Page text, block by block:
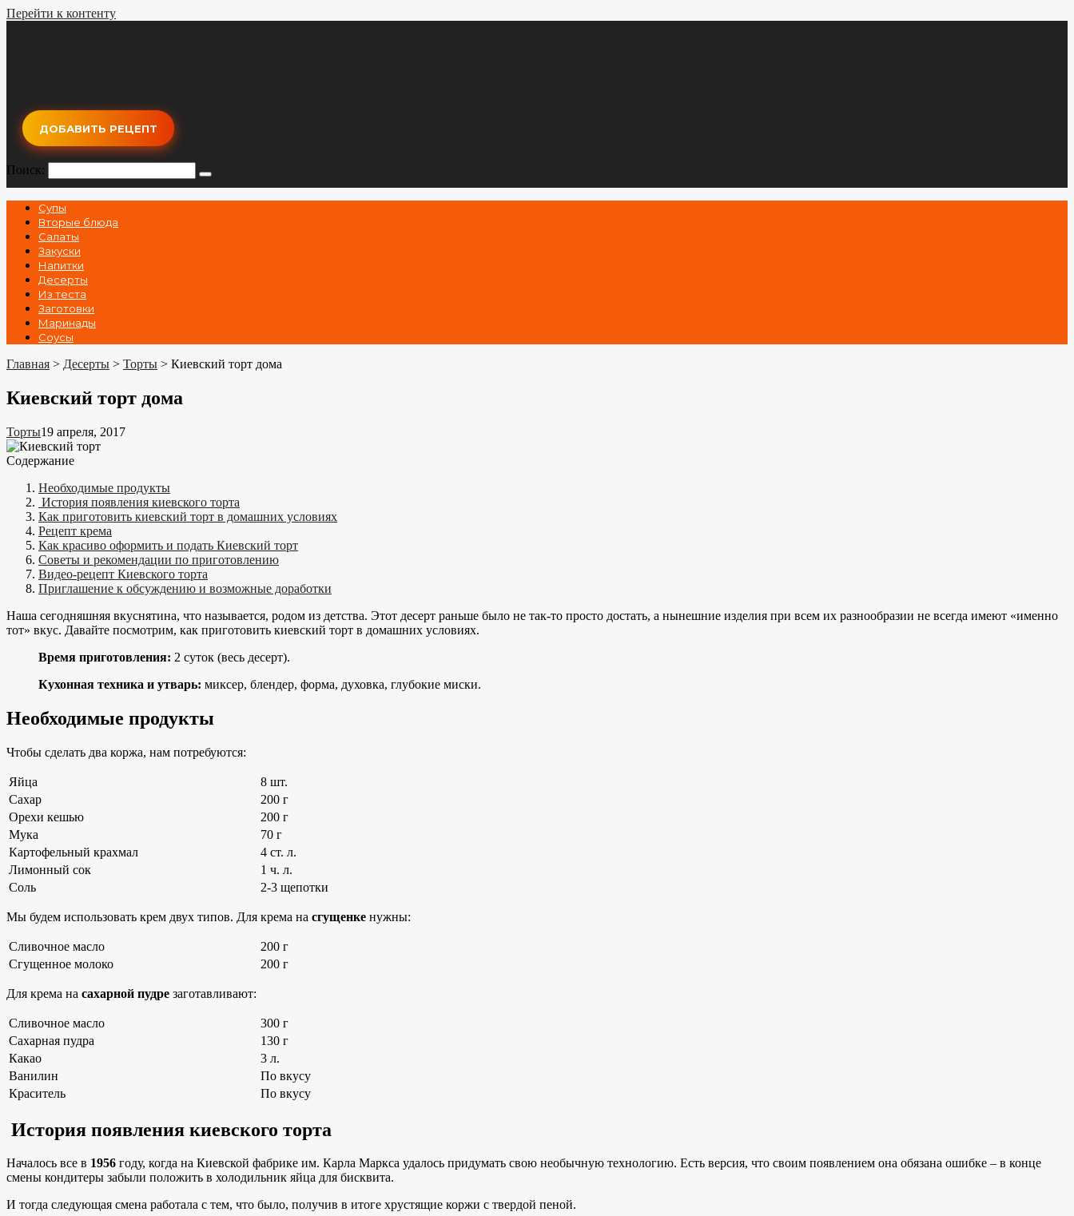
Перейти к контенту
ДОБАВИТЬ РЕЦЕПТ
Поиск:
Супы
Вторые блюда
Салаты
Закуски
Напитки
Десерты
Из теста
Заготовки
Маринады
Соусы
Главная > Десерты > Торты > Киевский торт дома
Киевский торт дома
Торты19 апреля, 2017
Содержание
Необходимые продукты
История появления киевского торта
Как приготовить киевский торт в домашних условиях
Рецепт крема
Как красиво оформить и подать Киевский торт
Советы и рекомендации по приготовлению
Видео-рецепт Киевского торта
Приглашение к обсуждению и возможные доработки
Наша сегодняшняя вкуснятина, что называется, родом из детства. Этот десерт раньше было не так-то просто достать, а нынешние изделия при всем их разнообразии не всегда имеют «именно
тот» вкус. Давайте посмотрим, как приготовить киевский торт в домашних условиях.
Время приготовления: 2 суток (весь десерт).
Кухонная техника и утварь: миксер, блендер, форма, духовка, глубокие миски.
Необходимые продукты
Чтобы сделать два коржа, нам потребуются:
Яйца
8 шт.
Сахар
200 г
Орехи кешью
200 г
Мука
70 г
Картофельный крахмал
4 ст. л.
Лимонный сок
1 ч. л.
Соль
2-3 щепотки
Мы будем использовать крем двух типов. Для крема на сгущенке нужны:
Сливочное масло
200 г
Сгущенное молоко
200 г
Для крема на сахарной пудре заготавливают:
Сливочное масло
300 г
Сахарная пудра
130 г
Какао
3 л.
Ванилин
По вкусу
Краситель
По вкусу
История появления киевского торта
Началось все в 1956 году, когда на Киевской фабрике им. Карла Маркса удалось придумать свою необычную технологию. Есть версия, что своим появлением она обязана ошибке – в конце
смены кондитеры забыли положить в холодильник яйца для бисквита.
И тогда следующая смена работала с тем, что было, получив в итоге хрустящие коржи с твердой пеной.